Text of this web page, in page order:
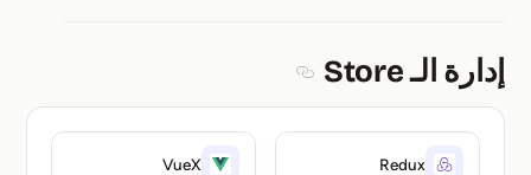
إدارة الـ Store
Redux
VueX